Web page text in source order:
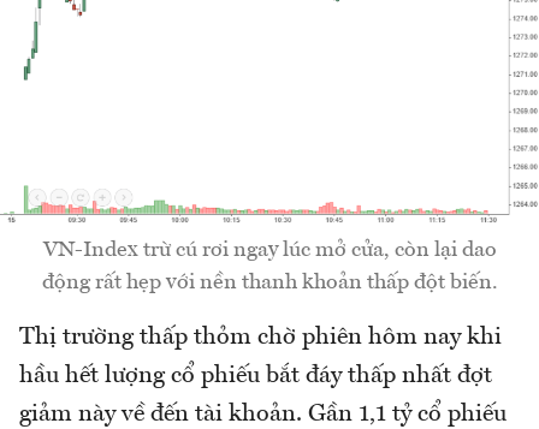
VN-Index trừ cú rơi ngay lúc mở cửa, còn lại dao
động rất hẹp với nền thanh khoản thấp đột biến.
Thị trường thấp thỏm chờ phiên hôm nay khi
hầu hết lượng cổ phiếu bắt đáy thấp nhất đợt
giảm này về đến tài khoản. Gần 1,1 tỷ cổ phiếu